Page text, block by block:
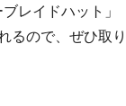
ブレイドハット
るので、ぜひ取